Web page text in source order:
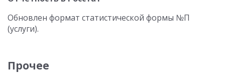
Обновлен формат статистической формы №П
(услуги).
Прочее